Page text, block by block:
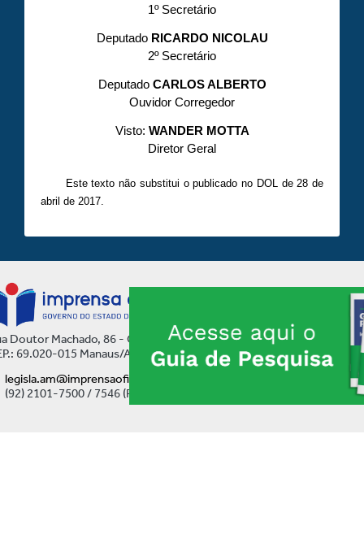
1º Secretário
DeputadoRICARDO NICOLAU
2º Secretário
DeputadoCARLOS ALBERTO
Ouvidor Corregedor
Visto: WANDER MOTTA
Diretor Geral
Este texto não substitui o publicado no DOL de 28 de
abril de 2017.
Doutor Machado, 86 - Centro
69.020-015 Manaus/AM
legisla.am@imprensaoficial.am.gov.br
(92) 2101-7500 / 7546 (Ramal)